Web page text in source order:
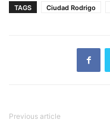
TAGS Ciudad Rodrigo
Previous article